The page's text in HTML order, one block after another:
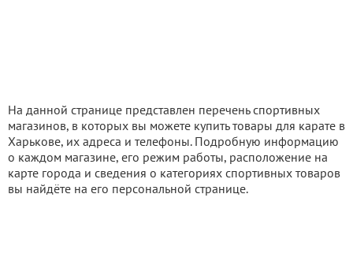
На данной странице представлен перечень спортивных
магазинов, в которых вы можете купить товары для карате в
Харькове, их адреса и телефоны. Подробную информацию
о каждом магазине, его режим работы, расположение на
карте города и сведения о категориях спортивных товаров
вы найдёте на его персональной странице.